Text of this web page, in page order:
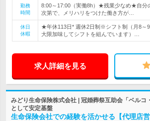
勤務
時間
8:00～17:00（実働8h）★残業少なめ★自分
次第で、メリハリをつけた働き方が…
休日
休暇
★年休113日* 週休2日制※シフト制（月8～
大限加味してシフトを組んでいます）…
求人詳細を見る
みどり生命保険株式会社 | 冠婚葬祭互助会「ベルコ
として安定基盤
生命保険会社での経験を活かせる【代理店